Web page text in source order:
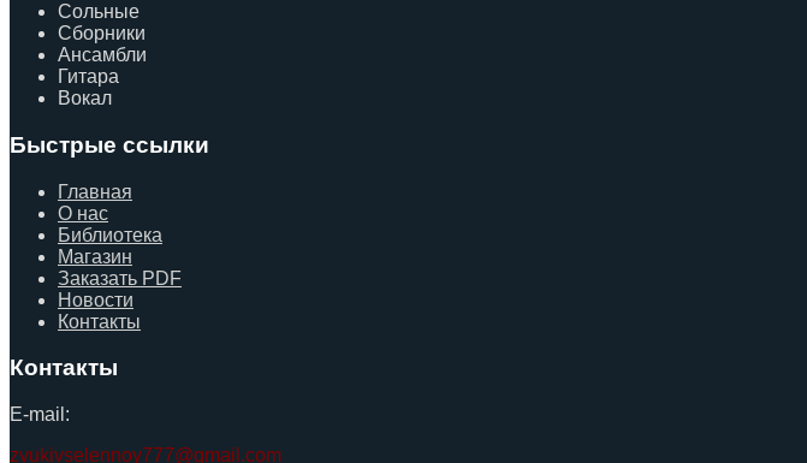
Сольные
Сборники
Ансамбли
Гитара
Вокал
Быстрые ссылки
Главная
О нас
Библиотека
Магазин
Заказать PDF
Новости
Контакты
Контакты
E-mail:
zvukivselennoy777@gmail.com